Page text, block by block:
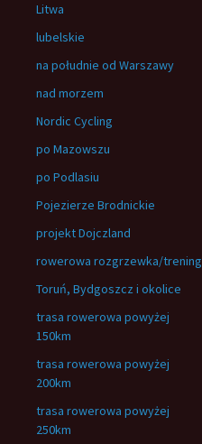
Litwa
lubelskie
na południe od Warszawy
nad morzem
Nordic Cycling
po Mazowszu
po Podlasiu
Pojezierze Brodnickie
projekt Dojczland
rowerowa rozgrzewka/trening
Toruń, Bydgoszcz i okolice
trasa rowerowa powyżej
150km
trasa rowerowa powyżej
200km
trasa rowerowa powyżej
250km